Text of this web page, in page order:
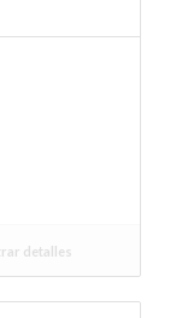
detalles